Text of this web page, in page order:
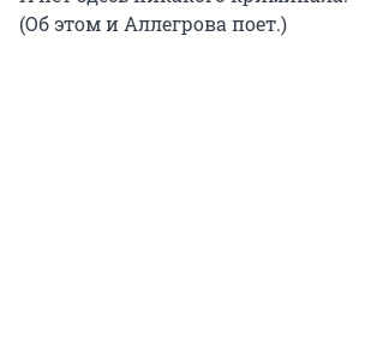
(Об этом и Аллегрова поет.)